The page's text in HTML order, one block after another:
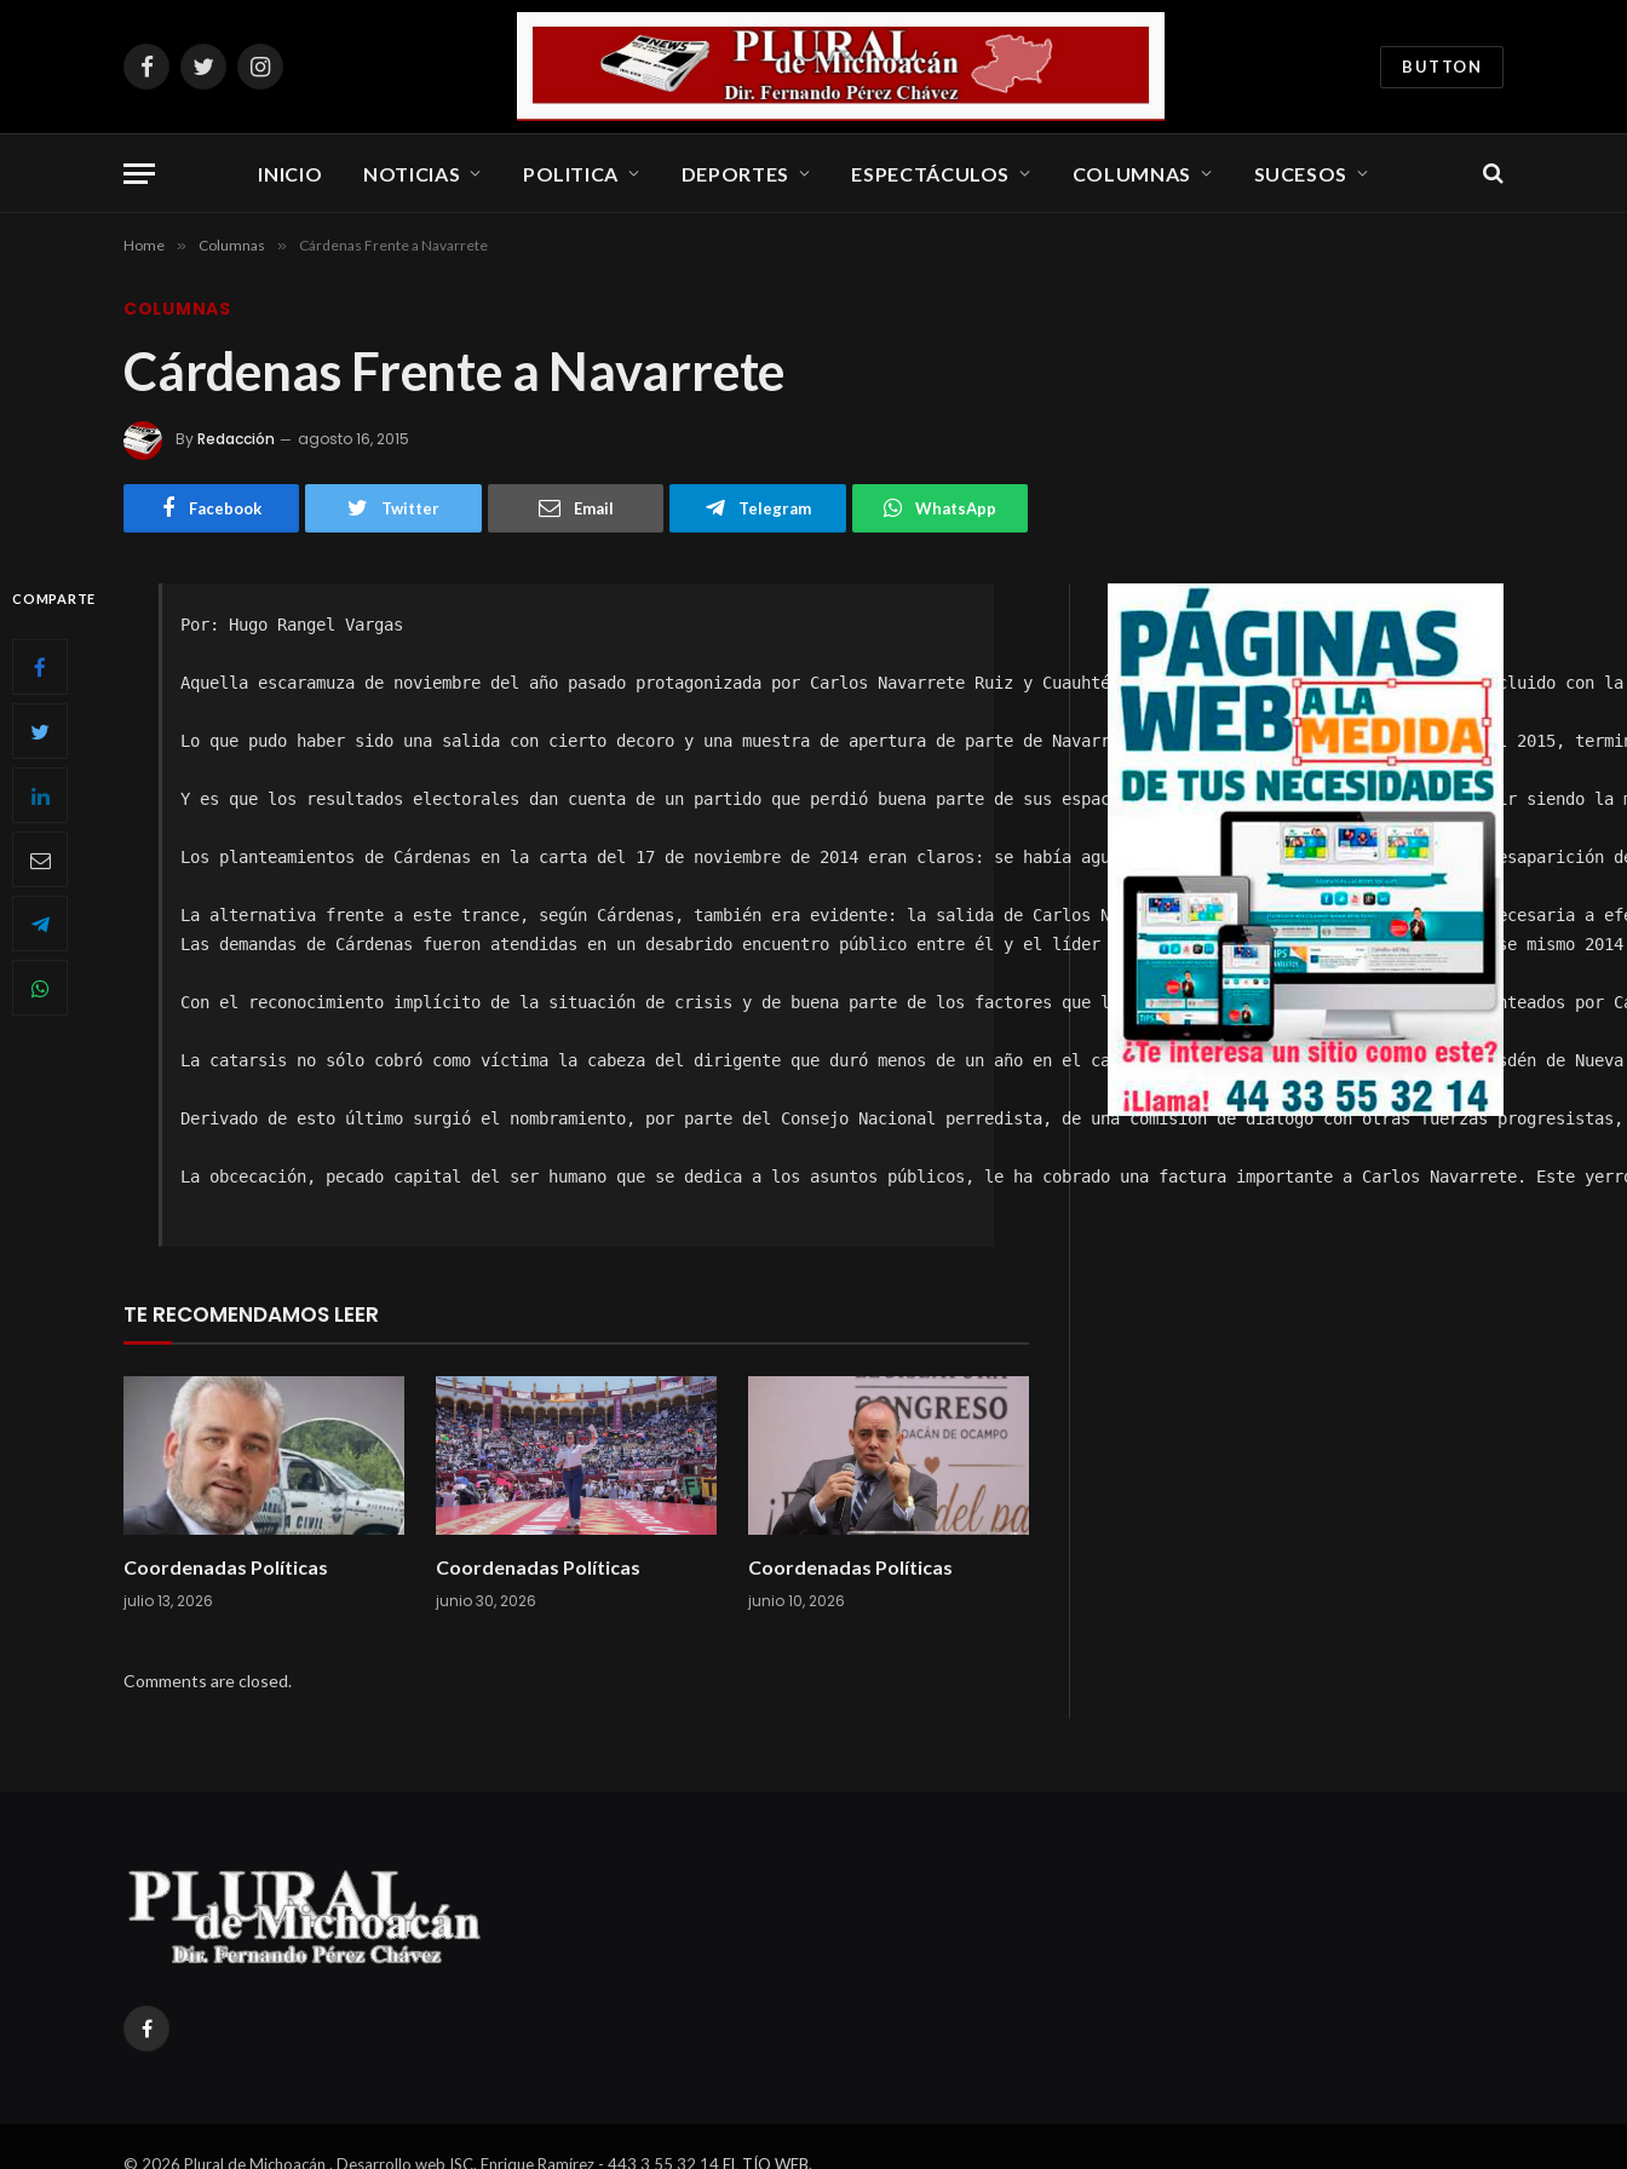
FacebookTwitterInstagram
BUTTON
INICIO NOTICIAS POLITICA DEPORTES ESPECTÁCULOS COLUMNAS SUCESOS
Home » Columnas » Cárdenas Frente a Navarrete
COLUMNAS
Cárdenas Frente a Navarrete
ByRedacción agosto 16, 2015
Facebook Twitter Email Telegram WhatsApp
COMPARTE
Por: Hugo Rangel Vargas
Aquella escaramuza de noviembre del año pasado protagonizada por Carlos Navarrete Ruiz y Cuauhtémoc Cárdenas Solórzano, parece haber
Lo que pudo haber sido una salida con cierto decoro y una muestra de apertura de parte de Navarrete Ruiz previo a la elección federal del 2015,
Y es que los resultados electorales dan cuenta de un partido que perdió buena parte de sus espacios de representación y que, pese a seguir
Los planteamientos de Cárdenas en la carta del 17 de noviembre de 2014 eran claros: se había agudizado la crisis del PRD después de la
La alternativa frente a este trance, según Cárdenas, también era evidente: la salida de Carlos Navarrete de la dirigencia nacional era necesaria a
Las demandas de Cárdenas fueron atendidas en un desabrido encuentro público entre él y el líder nacional del PRD el 25 de noviembre de ese
Con el reconocimiento implícito de la situación de crisis y de buena parte de los factores que la originaron, mismos que habían sido planteados
La catarsis no sólo cobró como víctima la cabeza del dirigente que duró menos de un año en el cargo; también puso fin a la actitud de desdén de
Derivado de esto último surgió el nombramiento, por parte del Consejo Nacional perredista, de una comisión de diálogo con otras fuerzas
La obcecación, pecado capital del ser humano que se dedica a los asuntos públicos, le ha cobrado una factura importante a Carlos Navarrete.
TE RECOMENDAMOS LEER
Coordenadas Políticas
julio 13, 2026
Coordenadas Políticas
junio 30, 2026
Coordenadas Políticas
junio 10, 2026
Comments are closed.
Facebook
© 2026 Plural de Michoacán . Desarrollo web ISC. Enrique Ramírez - 443 3 55 32 14EL TÍO WEB.